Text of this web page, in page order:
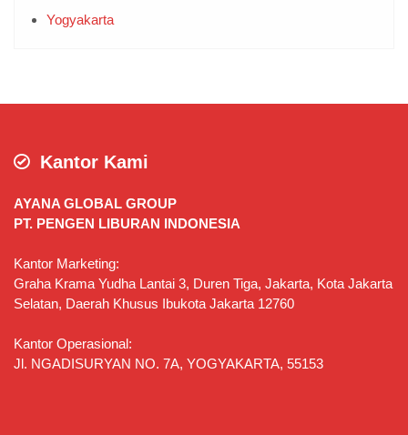
Yogyakarta
Kantor Kami
AYANA GLOBAL GROUP
PT. PENGEN LIBURAN INDONESIA
Kantor Marketing:
Graha Krama Yudha Lantai 3, Duren Tiga, Jakarta, Kota Jakarta
Selatan, Daerah Khusus Ibukota Jakarta 12760
Kantor Operasional:
Jl. NGADISURYAN NO. 7A, YOGYAKARTA, 55153